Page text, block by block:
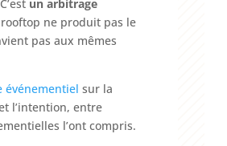
un arbitrage
ne produit pas le
pas aux mêmes
événementiel sur la
l’intention, entre
l’ont compris.